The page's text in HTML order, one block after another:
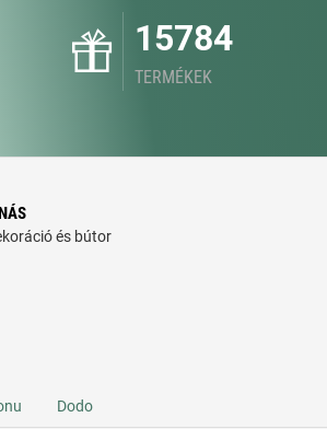
15784
TERMÉKEK
és bútor
Dodo